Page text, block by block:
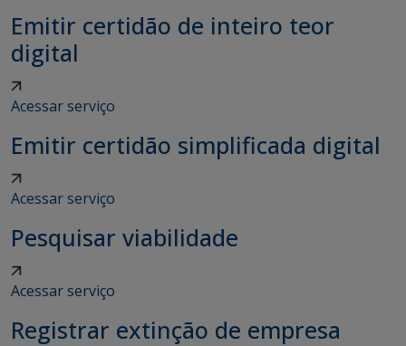
Emitir certidão de inteiro teor
digital
Acessar serviço
Emitir certidão simplificada digital
Acessar serviço
Pesquisar viabilidade
Acessar serviço
Registrar extinção de empresa